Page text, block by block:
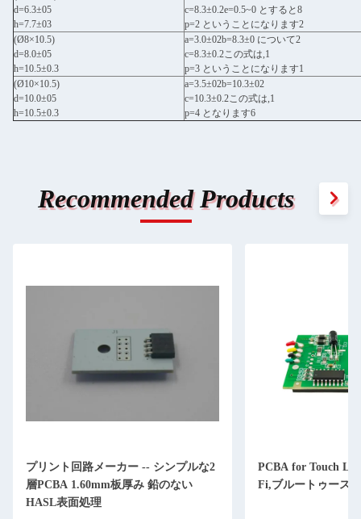
メッセー
折り返しご連絡い
d=6.3±05
h=7.7±03
c=8.3±0.2e=0.5~0 とすると8
p=2 ということになります2
(Ø8×10.5)
d=8.0±05
h=10.5±0.3
a=3.0±02b=8.3±0 について2
c=8.3±0.2この式は,1
p=3 ということになります1
(Ø10×10.5)
d=10.0±05
h=10.5±0.3
a=3.5±02b=10.3±02
c=10.3±0.2この式は,1
p=4 となります6
Recommended Products
PCBA for Touch LED浴室鏡,防霧,Wi-
Fi,ブルートゥース機能
自動温度調節器の
PCBA 欠陥自試用